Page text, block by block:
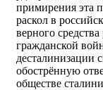
примирения эта
раскол в
верного
гражданской
десталинизации
обострённую
обществе